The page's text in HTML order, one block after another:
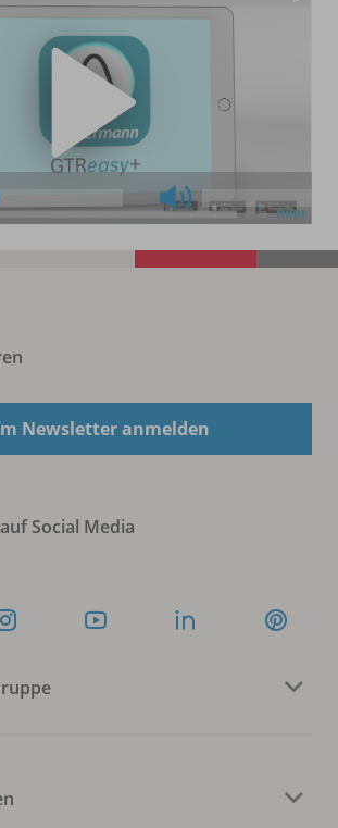
Newsletter anmelden
Social Media